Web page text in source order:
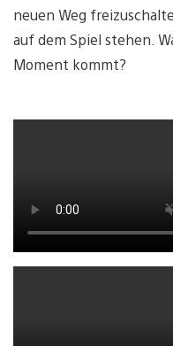
neuen Weg
auf dem Spiel stehen.
Moment kommt?